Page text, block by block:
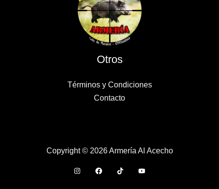
Otros
Términos y Condiciones
Contacto
Copyright © 2026 Armería Al Acecho